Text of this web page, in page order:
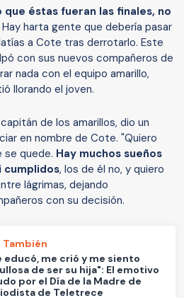
éstas fueran las finales, no
Hay harta gente que debería pasar
a Cote tras derrotarlo. Este
con sus nuevos compañeros de
nada con el equipo amarillo,
llorando el joven.
de los amarillos, dio un
en nombre de Cote. "Quiero
se quede. Hay muchos sueños
cumplidos, los de él no, y quiero
lágrimas, dejando
con su decisión.
También
educó, me crió y me siento
de ser su hija": El emotivo
por el Día de la Madre de
de Teletrece